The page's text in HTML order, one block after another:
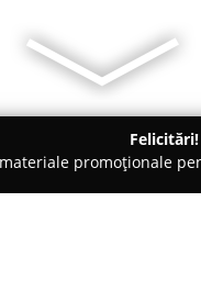
Felicitări!
promoționale